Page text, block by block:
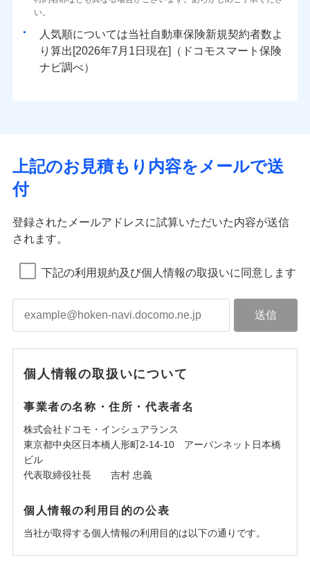
い。
人気順については当社
新規契約者数よ
り算出[
年 月
日現在]（ドコモスマート保険
ナビ調べ）
上記のお見積もり内容をメールで送
付
登録されたメールアドレスに試算いただいた内容が送信
されます。
下記の利用規約及び個人情報の取扱いに同意します
個人情報の取扱いについて
事業者の名称・住所・代表者名
株式会社ドコモ・インシュアランス
東京都中央区日本橋人形町2-14-10 アーバンネット日本橋
ビル
代表取締役社長 吉村 忠義
個人情報の利用目的の公表
当社が取得する個人情報の利用目的は以下の通りです。